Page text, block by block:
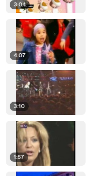
3:04
4:07
3:10
1:57